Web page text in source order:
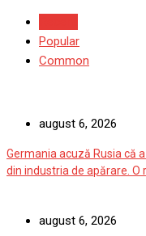
Popular
Common
august 6, 2026
Germania acuză Rusia că
din industria de apărare.
august 6, 2026